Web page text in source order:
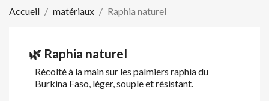
Accueil matériaux Raphia naturel
🌿 Raphia naturel
Récolté à la main sur les palmiers raphia du
Burkina Faso, léger, souple et résistant.